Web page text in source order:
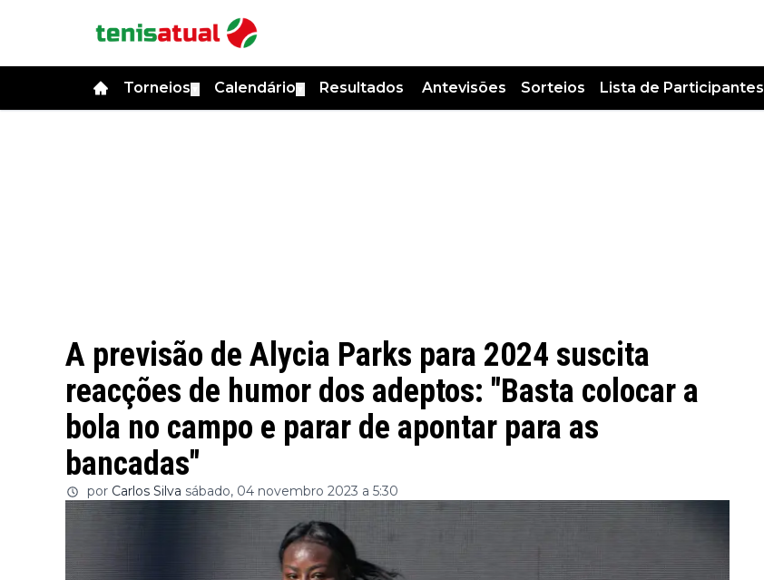
Torneios Calendário Resultados Antevisões Sorteios Lista de Participantes
A previsão de Alycia Parks para 2024 suscita
reacções de humor dos adeptos: "Basta colocar a
bola no campo e parar de apontar para as
bancadas"
por Carlos Silva sábado, 04 novembro 2023 a 5:30